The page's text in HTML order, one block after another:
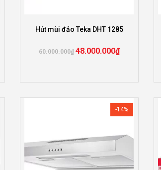
Hút mùi đảo Teka DHT 1285
60.000.000₫ 48.000.000₫
-14%